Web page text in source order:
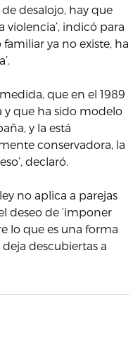
desalojo, hay que
violencia’, indicó para
familiar ya no existe, ha
que en el 1989
y que ha sido modelo
y la está
conservadora, la
declaró.
no aplica a parejas
deseo de ‘imponer
lo que es una forma
descubiertas a